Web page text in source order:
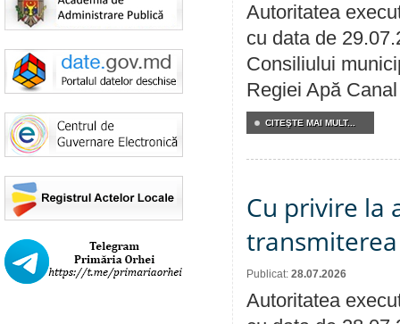
Autoritatea
cu data de
Consiliului
Regiei Apă
CITEŞTE MAI MULT...
Cu privire la
Publicat: 28.07.2026
Autoritatea